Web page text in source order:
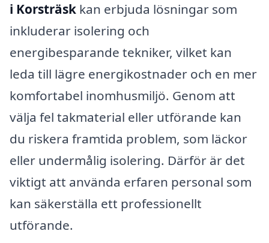
i Korsträsk kan erbjuda lösningar som
inkluderar isolering och
energibesparande tekniker, vilket kan
leda till lägre energikostnader och en mer
komfortabel inomhusmiljö. Genom att
välja fel takmaterial eller utförande kan
du riskera framtida problem, som läckor
eller undermålig isolering. Därför är det
viktigt att använda erfaren personal som
kan säkerställa ett professionellt
utförande.